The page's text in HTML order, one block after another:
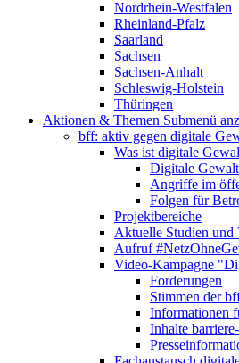
Nordrhein-Westfalen
Rheinland-Pfalz
Saarland
Sachsen
Sachsen-Anhalt
Schleswig-Holstein
Thüringen
Aktionen & Themen Submenü
bff: aktiv gegen digitale
Was ist digitale
Digitale
Angriffe im
Folgen für
Projektbereiche
Aktuelle Studien und
Aufruf
Video-Kampagne
Forderungen
Stimmen der
Informationen
Inhalte